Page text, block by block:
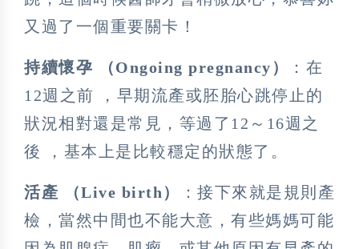
又過了一個重要關卡！
持續懷孕 （Ongoing pregnancy）
：在
12週之前 ，早期流產或胚胎心跳停止的
狀況相對還是常見，等過了12～16週之
後 ，基本上是比較穩定的狀態了。
活產 （Live birth）
：接下來就是規則產
檢，當然中間也不能大意，有些媽媽可能